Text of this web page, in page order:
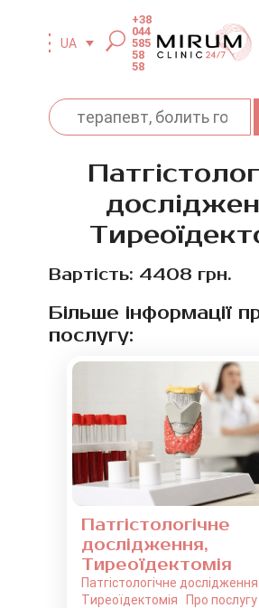
UA
+38
044
585
58
58
Вартість: 4408 грн.
Більше інформації
послугу:
Патгістологічне
дослідження,
Тиреоїдектомія
Патгістологічне дослідження.
Тиреоїдектомія Про послугу